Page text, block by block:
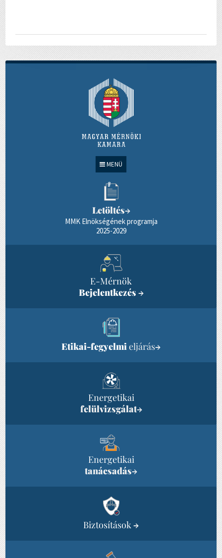
MENÜ
Letöltés→
MMK Elnökségének programja
2025-2029
E-Mérnök
Bejelentkezés →
Etikai-fegyelmi eljárás→
Energetikai
felülvizsgálat→
Energetikai
tanácsadás→
Biztosítások→